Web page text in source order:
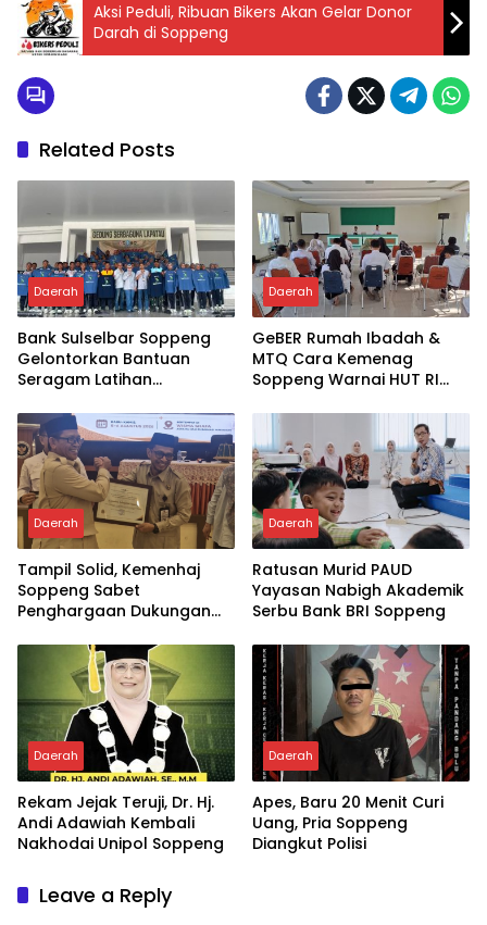
Aksi Peduli, Ribuan Bikers Akan Gelar Donor
Darah di Soppeng
Related Posts
Daerah
Bank Sulselbar Soppeng
Gelontorkan Bantuan
Seragam Latihan
Daerah
GeBER Rumah Ibadah &
MTQ Cara Kemenag
Soppeng Warnai HUT RI
Daerah
Tampil Solid, Kemenhaj
Soppeng Sabet
Penghargaan Dukungan
Kesehatan Haji Terbaik
Daerah
Ratusan Murid PAUD
Yayasan Nabigh Akademik
Serbu Bank BRI Soppeng
Daerah
Rekam Jejak Teruji, Dr. Hj.
Andi Adawiah Kembali
Nakhodai Unipol Soppeng
Daerah
Apes, Baru 20 Menit Curi
Uang, Pria Soppeng
Diangkut Polisi
Leave a Reply